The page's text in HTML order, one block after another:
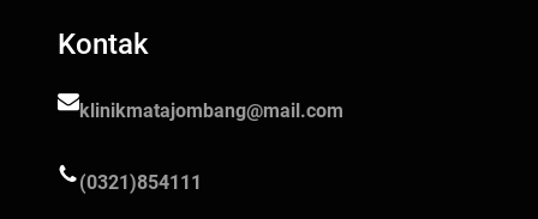
Kontak
klinikmatajombang@mail.com
(0321)854111